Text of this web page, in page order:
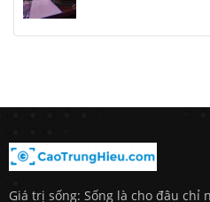
Giá trị sống: Sống là cho đâu chỉ